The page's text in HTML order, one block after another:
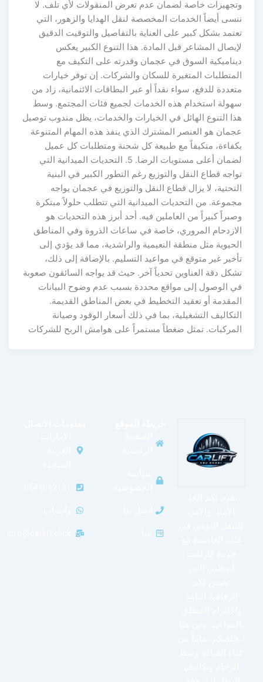
وتجهيزات خاصة لضمان عدم تعرض المنقولات لأي تلف. لا
ننسى أيضاً الخدمات المخصصة لنقل الهدايا والزهور، التي
تعتمد بشكل كبير على العناية بالتفاصيل والتوقيت الدقيق
لإيصال المشاعر قبل المادة. هذا التنوع الكبير يعكس
ديناميكية السوق في عجمان وقدرته على التكيف مع
المتطلبات المتغيرة للسكان والشركات. إن توفر خيارات
متعددة للدفع، سواء نقداً أو عبر البطاقات الائتمانية، زاد من
سهولة استخدام هذه الخدمات لجميع فئات المجتمع. وسط
هذا التنوع الهائل في الخيارات والخدمات، يظل مندوب توصيل
عجمان هو العنصر المشترك الذي ينفذ هذه المهام المتنوعة
بكفاءة، متكيفاً مع طبيعة كل شحنة ومتطلبات كل عميل
لضمان أعلى مستويات الرضا. 5. التحديات الميدانية التي
تواجه قطاع النقل والتوزيع رغم التطور الكبير في البنية
التحتية، لا يزال قطاع النقل والتوزيع في عجمان يواجه
مجموعة. من التحديات الميدانية التي تتطلب حلولاً مبتكرة
وصبراً كبيراً من العاملين فيه. أحد أبرز هذه التحديات هو
الازدحام المروري، خاصة في ساعات الذروة وفي المناطق
الحيوية مثل منطقة النعيمية والراشدية، مما قد يؤدي إلى
تأخير غير متوقع في مواعيد التسليم. بالإضافة إلى ذلك،
تشكل دقة العناوين تحدياً آخر. حيث قد يواجه السائقون صعوبة
في الوصول إلى مواقع محددة بسبب عدم وضوح البيانات
المقدمة أو تعقيد التخطيط في بعض المناطق القديمة.
التكاليف التشغيلية، بما في ذلك أسعار الوقود وصيانة
المركبات. تمثل ضغطاً مستمراً على هوامش الربح للشركات